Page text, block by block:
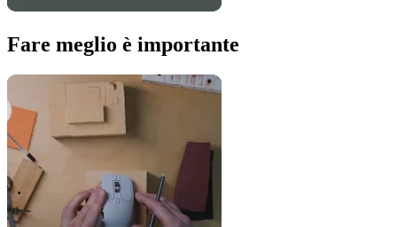
Fare meglio è importante